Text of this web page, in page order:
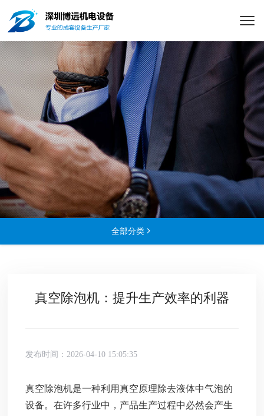
全部分类 
真空除泡机：提升生产效率的利器
发布时间：2026-04-10 15:05:35
真空除泡机是一种利用真空原理除去液体中气泡的
设备。在许多行业中，产品生产过程中必然会产生